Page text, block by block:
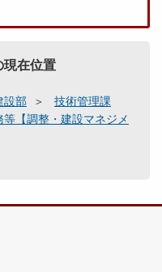
現在位置
設部
技術管理課
【調整・建設マネジメ